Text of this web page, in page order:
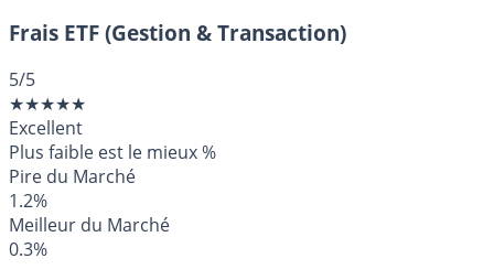
Frais ETF (Gestion & Transaction)
5/5
★★★★★
Excellent
Plus faible est le mieux%
Pire du Marché
1.2%
Meilleur du Marché
0.3%